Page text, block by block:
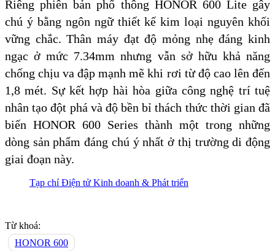
Riêng phiên bản phổ thông HONOR 600 Lite gây
chú ý bằng ngôn ngữ thiết kế kim loại nguyên khối
vững chắc. Thân máy đạt độ mỏng nhẹ đáng kinh
ngạc ở mức 7.34mm nhưng vẫn sở hữu khả năng
chống chịu va đập mạnh mẽ khi rơi từ độ cao lên đến
1,8 mét. Sự kết hợp hài hòa giữa công nghệ trí tuệ
nhân tạo đột phá và độ bền bỉ thách thức thời gian đã
biến HONOR 600 Series thành một trong những
dòng sản phẩm đáng chú ý nhất ở thị trường di động
giai đoạn này.
Tạp chí Điện tử Kinh doanh & Phát triển
Từ khoá:
HONOR 600